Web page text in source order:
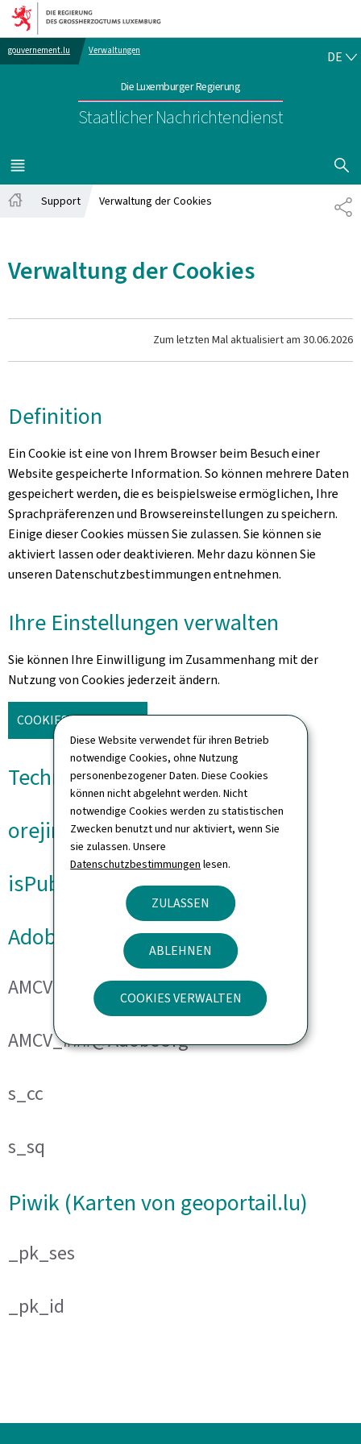
Diese Website verwendet für ihren Betrieb
notwendige Cookies, ohne Nutzung
personenbezogener Daten. Diese Cookies
können nicht abgelehnt werden. Nicht
notwendige Cookies werden zu statistischen
Zwecken benutzt und nur aktiviert, wenn Sie
sie zulassen. Unsere
Datenschutzbestimmungen lesen.
ZULASSEN
ABLEHNEN
COOKIES VERWALTEN
Zur Hauptnavigation
Zum Inhalt
gouvernement.lu Verwaltungen
Die Luxemburger Regierung
Staatlicher Nachrichtendienst
DE
MENÜ
HAUPT-
Support Verwaltung der Cookies
Verwaltung der Cookies
Zum letzten Mal aktualisiert am 30.06.2026
Definition
Ein Cookie ist eine von Ihrem Browser beim Besuch einer
Website gespeicherte Information. So können mehrere Daten
gespeichert werden, die es beispielsweise ermöglichen, Ihre
Sprachpräferenzen und Browsereinstellungen zu speichern.
Einige dieser Cookies müssen Sie zulassen. Sie können sie
aktiviert lassen oder deaktivieren. Mehr dazu können Sie
unseren Datenschutzbestimmungen entnehmen.
Ihre Einstellungen verwalten
Sie können Ihre Einwilligung im Zusammenhang mit der
Nutzung von Cookies jederzeit ändern.
COOKIES VERWALTEN
Technische Cookies
orejime
isPublicWebsite
Adobe Analytics
AMCVS_###@AdobeOrg
AMCV_###@AdobeOrg
s_cc
s_sq
Piwik (Karten von geoportail.lu)
_pk_ses
_pk_id